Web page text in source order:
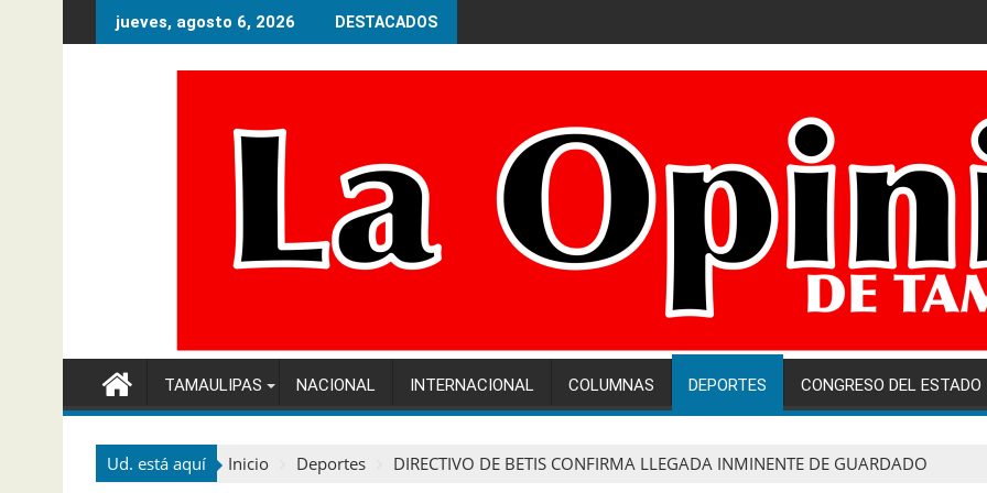
al
jueves, agosto 6, 2026 DESTACADOS
TAMAULIPAS NACIONAL INTERNACIONAL COLUMNAS DEPORTES CONGRESO DEL ESTADO
Ud. está aquí Inicio Deportes DIRECTIVO DE BETIS CONFIRMA LLEGADA INMINENTE DE GUARDADO